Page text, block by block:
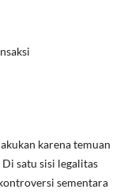
karena temuan
satu sisi legalitas
sementara